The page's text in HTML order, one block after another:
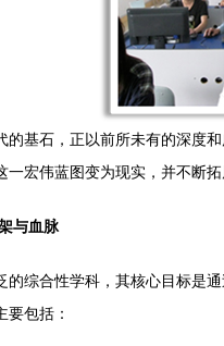
的基石，正以前所未有的深度
宏伟蓝图变为现实，并不断
与血脉
的综合性学科，其核心目标是
包括：